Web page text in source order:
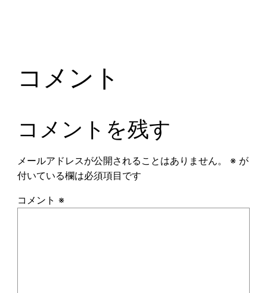
コメント
コメントを残す
メールアドレスが公開されることはありません。 ※が
付いている欄は必須項目です
コメント ※